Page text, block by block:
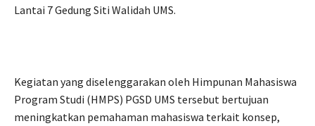
Lantai 7 Gedung Siti Walidah UMS.
Kegiatan yang diselenggarakan oleh Himpunan Mahasiswa
Program Studi (HMPS) PGSD UMS tersebut bertujuan
meningkatkan pemahaman mahasiswa terkait konsep,